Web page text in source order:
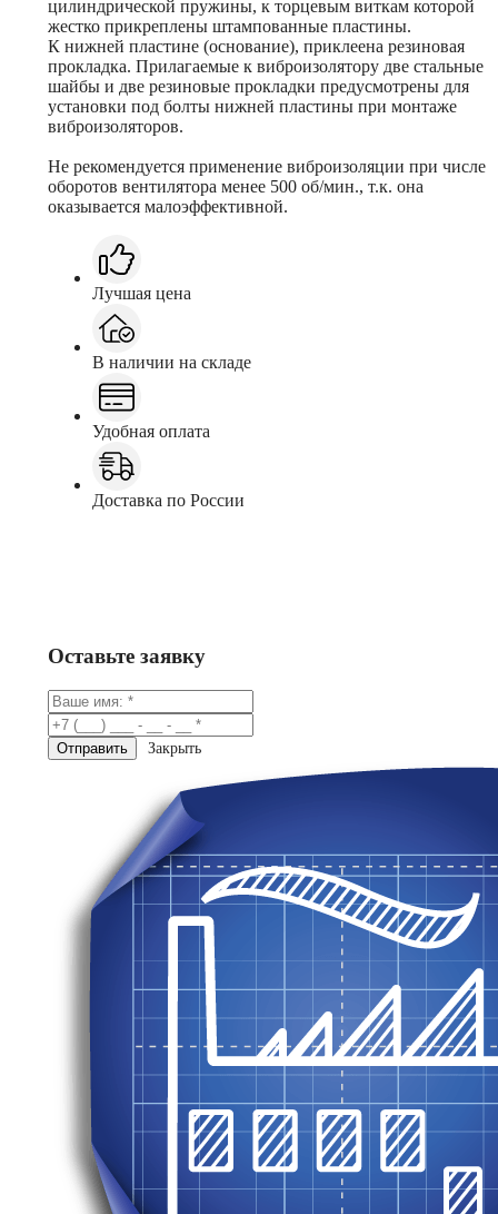
цилиндрической пружины, к торцевым виткам которой
жестко прикреплены штампованные пластины.
К нижней пластине (основание), приклеена резиновая
прокладка. Прилагаемые к виброизолятору две стальные
шайбы и две резиновые прокладки предусмотрены для
установки под болты нижней пластины при монтаже
виброизоляторов.
Не рекомендуется применение виброизоляции при числе
оборотов вентилятора менее 500 об/мин., т.к. она
оказывается малоэффективной.
Лучшая цена
В наличии на складе
Удобная оплата
Доставка по России
Оставьте заявку
Закрыть